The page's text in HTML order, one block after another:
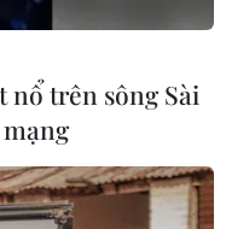
nổ trên sông Sài